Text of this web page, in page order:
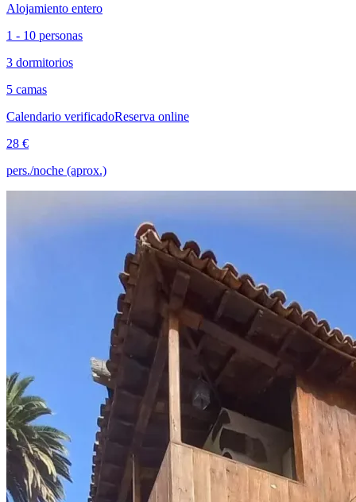
Alojamiento entero
1 - 10 personas
3 dormitorios
5 camas
Calendario verificadoReserva online
28 €
pers./noche (aprox.)